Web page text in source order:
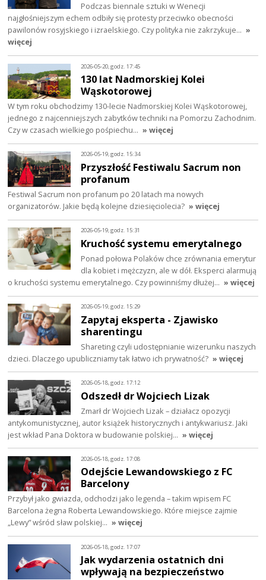
Podczas biennale sztuki w Wenecji
najgłośniejszym echem odbiły się protesty przeciwko obecności
pawilonów rosyjskiego i izraelskiego. Czy polityka nie zakrzykuje… »
więcej
2026-05-20, godz. 17:45
130 lat Nadmorskiej Kolei
Wąskotorowej
W tym roku obchodzimy 130-lecie Nadmorskiej Kolei Wąskotorowej,
jednego z najcenniejszych zabytków techniki na Pomorzu Zachodnim.
Czy w czasach wielkiego pośpiechu… » więcej
2026-05-19, godz. 15:34
Przyszłość Festiwalu Sacrum non
profanum
Festiwal Sacrum non profanum po 20 latach ma nowych
organizatorów. Jakie będą kolejne dziesięciolecia? » więcej
2026-05-19, godz. 15:31
Kruchość systemu emerytalnego
Ponad połowa Polaków chce zrównania emerytur
dla kobiet i mężczyzn, ale w dół. Eksperci alarmują
o kruchości systemu emerytalnego. Czy powinniśmy dłużej… » więcej
2026-05-19, godz. 15:29
Zapytaj eksperta - Zjawisko
sharentingu
Shareting czyli udostępnianie wizerunku naszych
dzieci. Dlaczego upubliczniamy tak łatwo ich prywatność? » więcej
2026-05-18, godz. 17:12
Odszedł dr Wojciech Lizak
Zmarł dr Wojciech Lizak – działacz opozycji
antykomunistycznej, autor książek historycznych i antykwariusz. Jaki
jest wkład Pana Doktora w budowanie polskiej… » więcej
2026-05-18, godz. 17:08
Odejście Lewandowskiego z FC
Barcelony
Przybył jako gwiazda, odchodzi jako legenda – takim wpisem FC
Barcelona żegna Roberta Lewandowskiego. Które miejsce zajmie
„Lewy” wśród sław polskiej… » więcej
2026-05-18, godz. 17:07
Jak wydarzenia ostatnich dni
wpływają na bezpieczeństwo